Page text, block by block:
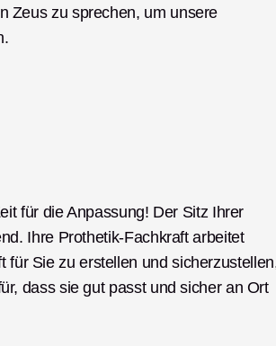
Zeus zu sprechen, um unsere
für die Anpassung! Der Sitz Ihrer
Ihre Prothetik-Fachkraft arbeitet
Sie zu erstellen und
dass sie gut passt und sicher an Ort